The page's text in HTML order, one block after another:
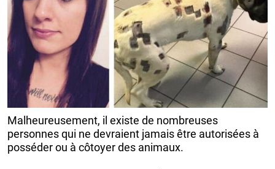
Malheureusement, il existe de nombreuses
personnes qui ne devraient jamais être autorisées à
posséder ou à côtoyer des animaux.